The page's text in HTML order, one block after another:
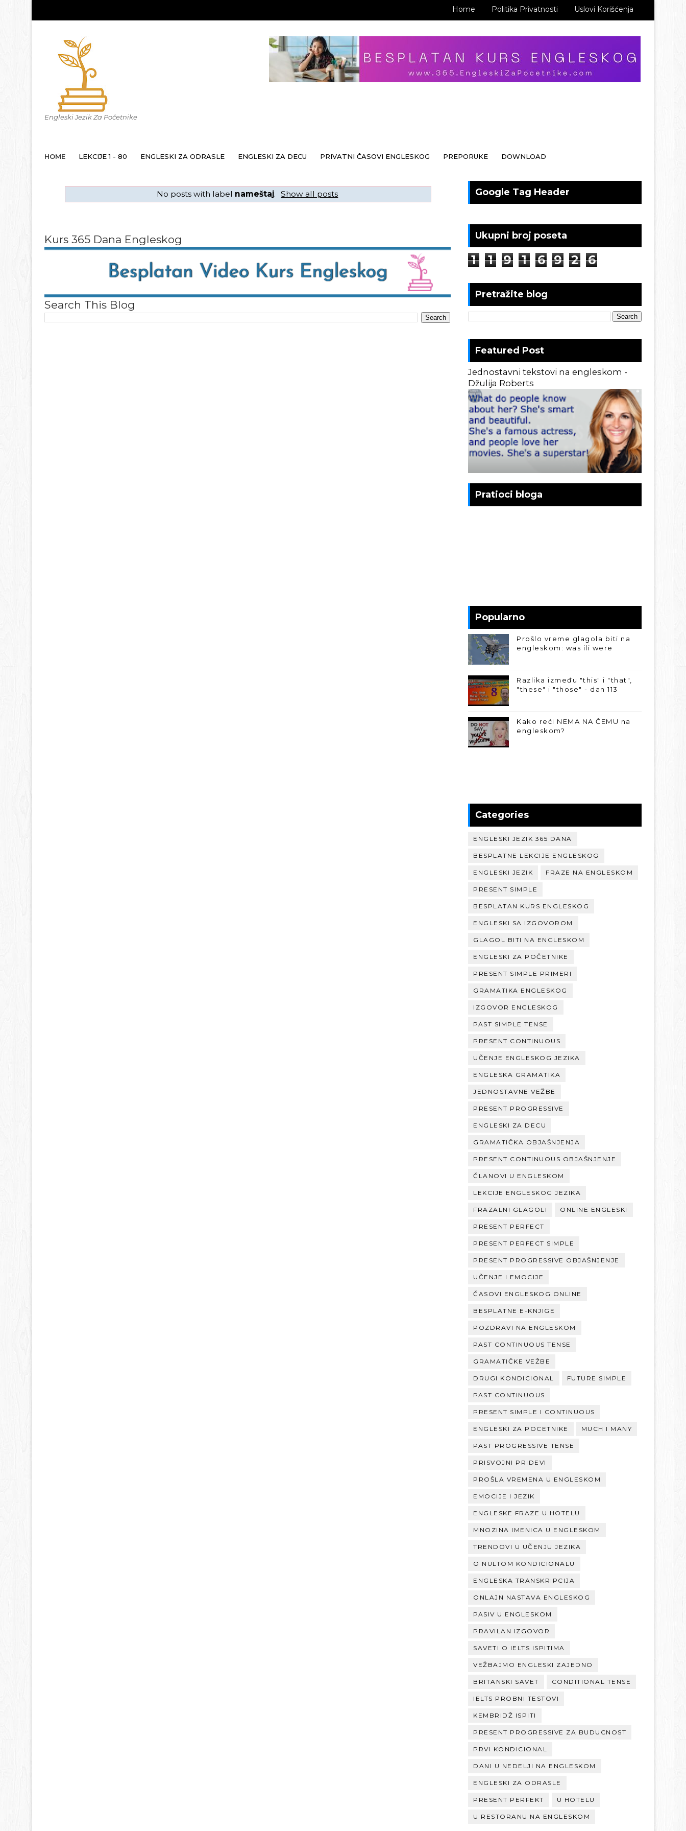
Home Politika Privatnosti Uslovi Korišćenja
Engleski Jezik Za Početnike
HOME LEKCIJE 1 - 80 ENGLESKI ZA ODRASLE ENGLESKI ZA DECU PRIVATNI ČASOVI ENGLESKOG PREPORUKE DOWNLOAD
No posts with label nameštaj. Show all posts
Kurs 365 Dana Engleskog
Search This Blog
Google Tag Header
Ukupni broj poseta
1 1 9 1 6 9 2 6
Pretražite blog
Featured Post
Jednostavni tekstovi na engleskom -
Džulija Roberts
Pratioci bloga
Popularno
Prošlo vreme glagola biti na
engleskom: was ili were
Razlika između "this" i "that",
"these" i "those" - dan 113
Kako reći NEMA NA ČEMU na
engleskom?
Categories
ENGLESKI JEZIK 365 DANA
BESPLATNE LEKCIJE ENGLESKOG
ENGLESKI JEZIK FRAZE NA ENGLESKOM
PRESENT SIMPLE
BESPLATAN KURS ENGLESKOG
ENGLESKI SA IZGOVOROM
GLAGOL BITI NA ENGLESKOM
ENGLESKI ZA POČETNIKE
PRESENT SIMPLE PRIMERI
GRAMATIKA ENGLESKOG
IZGOVOR ENGLESKOG
PAST SIMPLE TENSE
PRESENT CONTINUOUS
UČENJE ENGLESKOG JEZIKA
ENGLESKA GRAMATIKA
JEDNOSTAVNE VEŽBE
PRESENT PROGRESSIVE
ENGLESKI ZA DECU
GRAMATIČKA OBJAŠNJENJA
PRESENT CONTINUOUS OBJAŠNJENJE
ČLANOVI U ENGLESKOM
LEKCIJE ENGLESKOG JEZIKA
FRAZALNI GLAGOLI ONLINE ENGLESKI
PRESENT PERFECT
PRESENT PERFECT SIMPLE
PRESENT PROGRESSIVE OBJAŠNJENJE
UČENJE I EMOCIJE
ČASOVI ENGLESKOG ONLINE
BESPLATNE E-KNJIGE
POZDRAVI NA ENGLESKOM
PAST CONTINUOUS TENSE
GRAMATIČKE VEŽBE
DRUGI KONDICIONAL FUTURE SIMPLE
PAST CONTINUOUS
PRESENT SIMPLE I CONTINUOUS
ENGLESKI ZA POCETNIKE MUCH I MANY
PAST PROGRESSIVE TENSE
PRISVOJNI PRIDEVI
PROŠLA VREMENA U ENGLESKOM
EMOCIJE I JEZIK
ENGLESKE FRAZE U HOTELU
MNOZINA IMENICA U ENGLESKOM
TRENDOVI U UČENJU JEZIKA
O NULTOM KONDICIONALU
ENGLESKA TRANSKRIPCIJA
ONLAJN NASTAVA ENGLESKOG
PASIV U ENGLESKOM
PRAVILAN IZGOVOR
SAVETI O IELTS ISPITIMA
VEŽBAJMO ENGLESKI ZAJEDNO
BRITANSKI SAVET CONDITIONAL TENSE
IELTS PROBNI TESTOVI
KEMBRIDŽ ISPITI
PRESENT PROGRESSIVE ZA BUDUCNOST
PRVI KONDICIONAL
DANI U NEDELJI NA ENGLESKOM
ENGLESKI ZA ODRASLE
PRESENT PERFEKT U HOTELU
U RESTORANU NA ENGLESKOM